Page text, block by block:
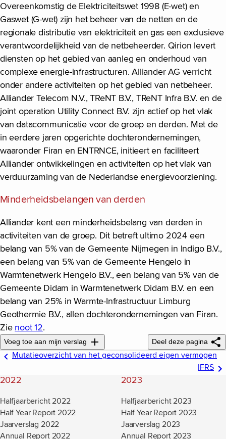
Overeenkomstig de Elektriciteitswet 1998 (E-wet) en
Gaswet (G-wet) zijn het beheer van de netten en de
regionale distributie van elektriciteit en gas een exclusieve
verantwoordelijkheid van de netbeheerder. Qirion levert
diensten op het gebied van aanleg en onderhoud van
complexe energie-infrastructuren. Alliander AG verricht
onder andere activiteiten op het gebied van netbeheer.
Alliander Telecom N.V., TReNT B.V., TReNT Infra B.V. en de
joint operation Utility Connect B.V. zijn actief op het vlak
van datacommunicatie voor de groep en derden. Met de
in eerdere jaren opgerichte dochterondernemingen,
waaronder Firan en ENTRNCE, initieert en faciliteert
Alliander ontwikkelingen en activiteiten op het vlak van
verduurzaming van de Nederlandse energievoorziening.
Minderheidsbelangen van derden
Alliander kent een minderheidsbelang van derden in
activiteiten van de groep. Dit betreft ultimo 2024 een
belang van 5% van de Gemeente Nijmegen in Indigo B.V.,
een belang van 5% van de Gemeente Hengelo in
Warmtenetwerk Hengelo B.V., een belang van 5% van de
Gemeente Didam in Warmtenetwerk Didam B.V. en een
belang van 25% in Warmte-Infrastructuur Limburg
Geothermie B.V., allen dochterondernemingen van Firan.
Zie noot 12.
Voeg toe aan mijn verslag Deel deze pagina
Mutatieoverzicht van het geconsolideerd eigen vermogen
IFRS
2022
Halfjaarbericht 2022
Half Year Report 2022
Jaarverslag 2022
Annual Report 2022
2023
Halfjaarbericht 2023
Half Year Report 2023
Jaarverslag 2023
Annual Report 2023